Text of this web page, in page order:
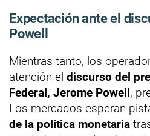
Expectación ante el
Powell
Mientras tanto, los
atención el discurso del
Federal, Jerome Powell,
Los mercados esperan
de la política monetaria